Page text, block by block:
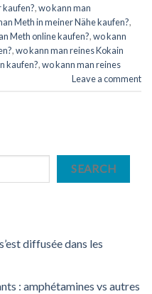
kaufen?,wo kann man
Meth in meiner Nähe kaufen?,
Meth online kaufen?,wo kann
,wo kann man reines Kokain
kaufen?,wo kann man reines
Leave a comment
SEARCH
diffusée dans les
: amphétamines vs autres